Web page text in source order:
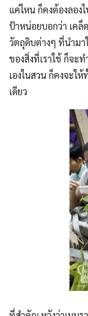
แค่ไหน ก็คงต้องลอ
ป้าหน่อยบอกว่า เคล็
วัตถุดิบต่างๆ ที่นำม
ของสิ่งที่เราใช้ ก็จะ
เองในสวน ก็คงจะใ
เดียว